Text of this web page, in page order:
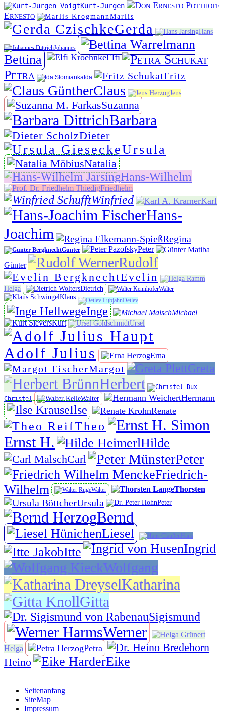
Kurt-Jürgen
Ernesto Marlis
Gerda Hans
Johannes
Bettina Elfi
Petra Ida Fritz
Claus Jens
Suzanna
Barbara
Dieter
Ursula
Natalia
Hans-Wilhelm
Friedhelm
Winfried Karl
Hans-
Joachim
Regina
Gunter
Peter
Günter
Rudolf
Evelin
Helga Dietrich Walter
Klaus Detlev
Inge
Michael
Kurt
Ursel
Adolf Julius Erna
Margot Greta
Herbert
Christel Walter Hermann
Ilse Renate
Theo
Ernst H. Hilde
Carl Peter
Friedrich-
Wilhelm
Walter Thorsten
Ursula Peter
Bernd
Liesel Hans
Itte Ingrid
Wolfgang
Katharina
Gitta
Sigismund
Werner
Helga Petra
Heino Eike
Seitenanfang
SiteMap
Impressum